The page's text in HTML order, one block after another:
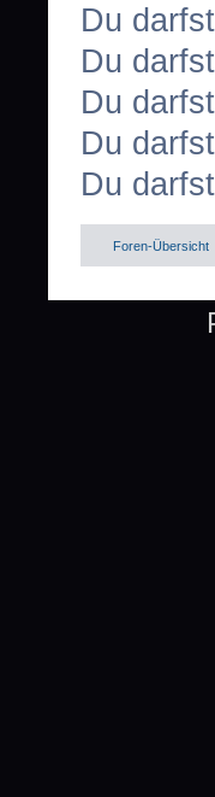
Du darfst
Du darfst
Du
Du
Du darfst
Foren-Übersicht